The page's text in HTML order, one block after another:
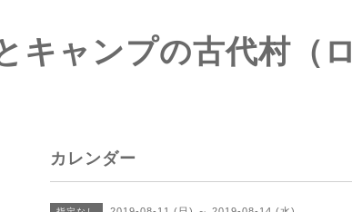
キャンプの古代村（
カレンダー